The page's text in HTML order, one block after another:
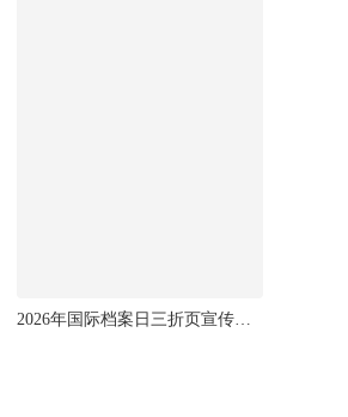
2026年国际档案日三折页宣传手册模板